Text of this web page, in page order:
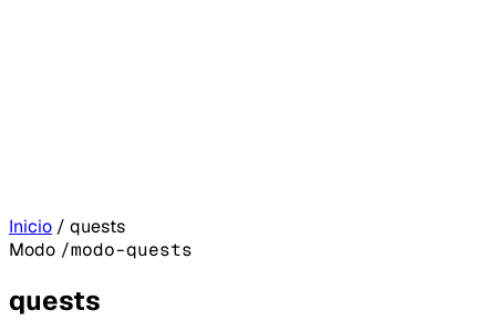
Inicio / quests
Modo /modo-quests
quests